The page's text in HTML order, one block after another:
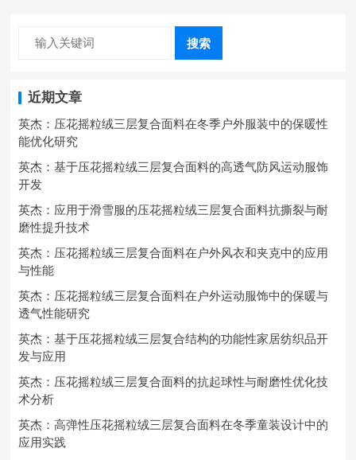
搜索
近期文章
英杰：压花摇粒绒三层复合面料在冬季户外服装中的保暖性
能优化研究
英杰：基于压花摇粒绒三层复合面料的高透气防风运动服饰
开发
英杰：应用于滑雪服的压花摇粒绒三层复合面料抗撕裂与耐
磨性提升技术
英杰：压花摇粒绒三层复合面料在户外风衣和夹克中的应用
与性能
英杰：压花摇粒绒三层复合面料在户外运动服饰中的保暖与
透气性能研究
英杰：基于压花摇粒绒三层复合结构的功能性家居纺织品开
发与应用
英杰：压花摇粒绒三层复合面料的抗起球性与耐磨性优化技
术分析
英杰：高弹性压花摇粒绒三层复合面料在冬季童装设计中的
应用实践